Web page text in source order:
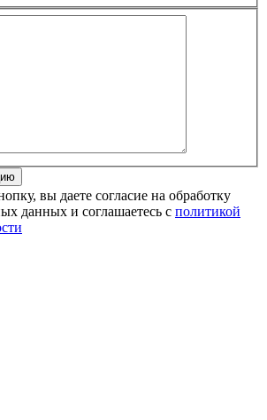
вы даете согласие на обработку
данных и соглашаетесь с политикой